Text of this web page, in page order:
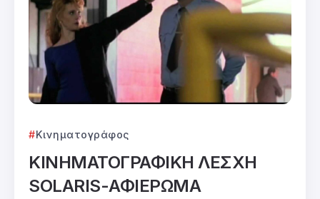
Κινηματογράφος
ΚΙΝΗΜΑΤΟΓΡΑΦΙΚΗ ΛΕΣΧΗ
SOLARIS-ΑΦΙΕΡΩΜΑ